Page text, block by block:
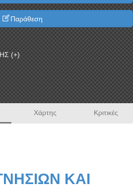
Παράθεση
(+)
Χάρτης Κριτικές
ΚΑΙ